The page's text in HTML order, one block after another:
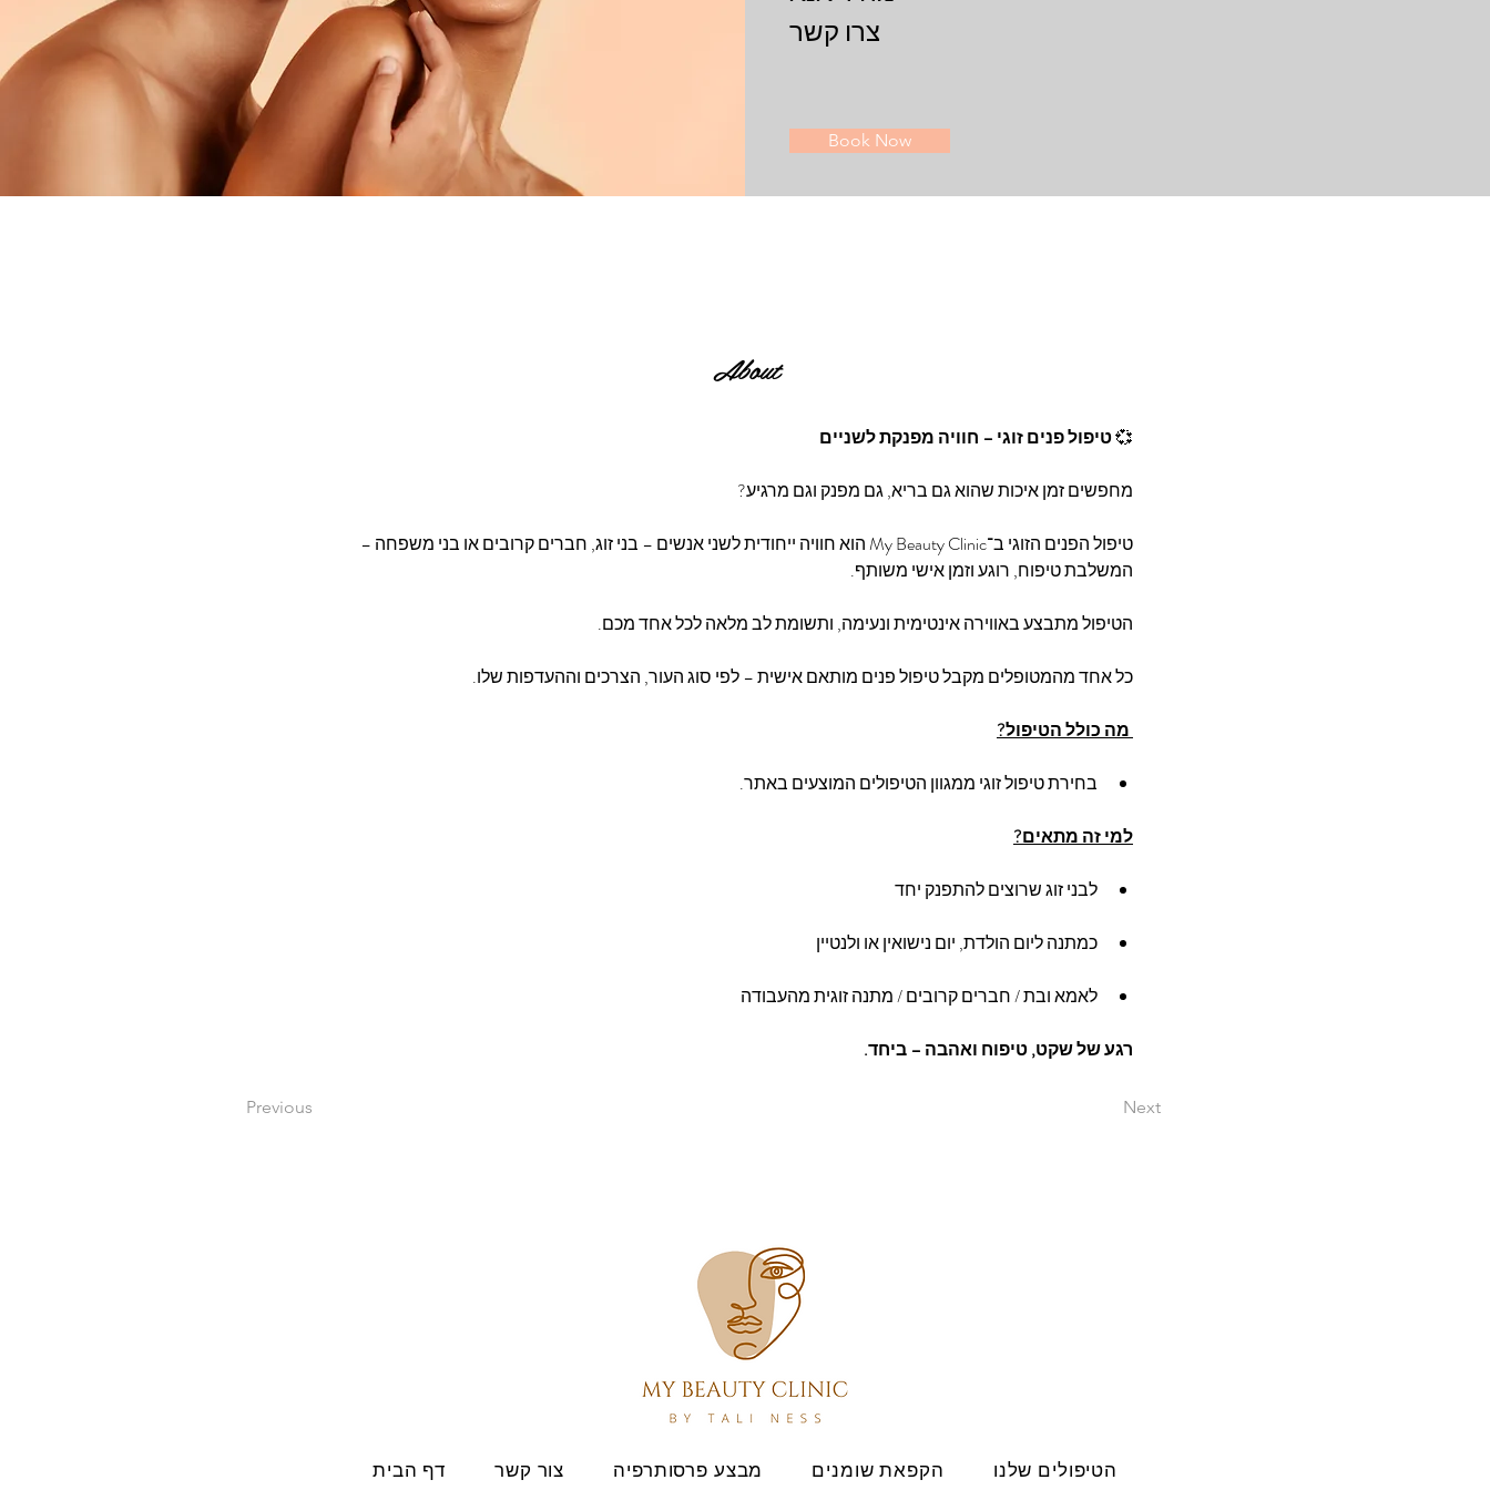
צרו קשר
Book Now
About
💞 טיפול פנים זוגי – חוויה מפנקת לשניים
מחפשים זמן איכות שהוא גם בריא, גם מפנק וגם מרגיע?
טיפול הפנים הזוגי ב־My Beauty Clinic הוא חוויה ייחודית לשני אנשים – בני זוג, חברים קרובים או בני משפחה –
המשלבת טיפוח, רוגע וזמן אישי משותף.
הטיפול מתבצע באווירה אינטימית ונעימה, ותשומת לב מלאה לכל אחד מכם.
כל אחד מהמטופלים מקבל טיפול פנים מותאם אישית – לפי סוג העור, הצרכים וההעדפות שלו.
מה כולל הטיפול?
בחירת טיפול זוגי ממגוון הטיפולים המוצעים באתר.
למי זה מתאים?
לבני זוג שרוצים להתפנק יחד
כמתנה ליום הולדת, יום נישואין או ולנטיין
לאמא ובת / חברים קרובים / מתנה זוגית מהעבודה
רגע של שקט, טיפוח ואהבה – ביחד.
Previous Next
דף הבית צור קשר מבצע פרסותרפיה הקפאת שומנים הטיפולים שלנו